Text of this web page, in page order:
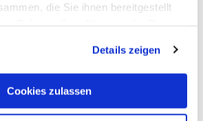
die Sie ihnen bereitgestellt
Details zeigen
Cookies zulassen